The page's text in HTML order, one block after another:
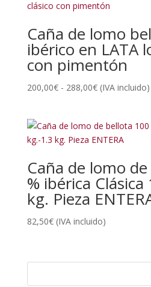
Caña de lomo
ibérico en LATA
con pimentón
200,00€ - 288,00€Rango
desde
200,00€
288,00€
(IVA incluido)
Caña de lomo
% ibérica
kg. Pieza
82,50€ (IVA incluido)